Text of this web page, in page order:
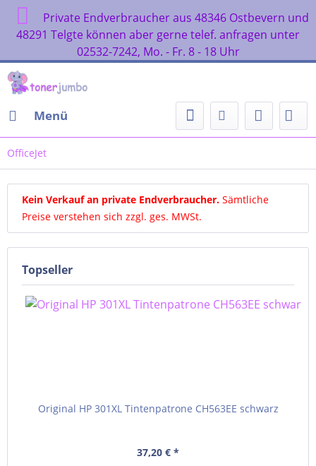
Private Endverbraucher aus 48346
48291 Telgte können aber gerne telef. anfragen
02532-7242, Mo. - Fr. 8 - 18 Uhr
Menü
OfficeJet
Kein Verkauf an private Endverbraucher. Sämtliche
Preise verstehen sich zzgl. ges. MWSt.
Topseller
Original HP 301XL Tintenpatrone CH563EE schwarz
37,20 € *